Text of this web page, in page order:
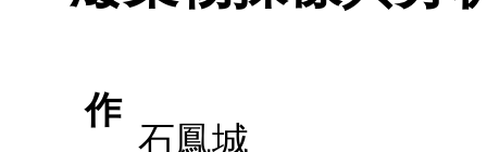
作
石鳳城